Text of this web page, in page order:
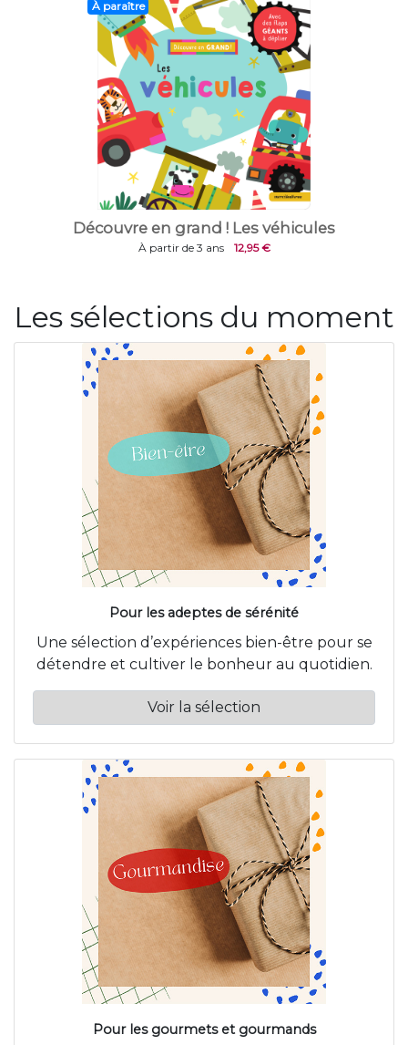
À paraître
Découvre en grand ! Les véhicules
À partir de 3 ans 12,95 €
Les sélections du moment
Pour les adeptes de sérénité
Une sélection d’expériences bien-être pour se
détendre et cultiver le bonheur au quotidien.
Voir la sélection
Pour les gourmets et gourmands